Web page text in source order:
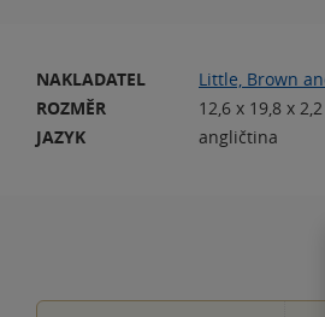
NAKLADATEL
Little, Brown
ROZMĚR
12,6 x 19,8 x
JAZYK
angličtina